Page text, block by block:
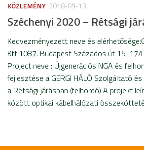
KÖZLEMÉNY 2018-09-13
Széchenyi 2020 – Rétsági
Kedvezményezett neve és
Kft.1087. Budapest Százados út 15-17/
Project neve : Újgenerációs NGA és
fejlesztése a GERGI HÁLÓ Szolgáltató
a Rétsági járásban (felhordó) A projekt
között optikai kábelhálózati